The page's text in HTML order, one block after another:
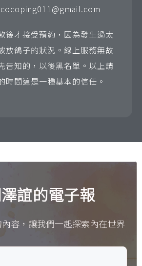
cocoping011@gmail.com
後才接受預約，因為發生過太
放鴿子的狀況。線上服務無故
告知的，以後黑名單。以上請
時間這是一種基本的信任。
誼的電子報
容，讓我們一起探索內在世界